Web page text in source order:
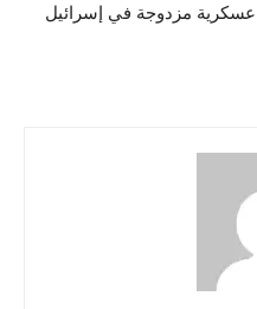
عسكرية مزدوجة في إسرائيل